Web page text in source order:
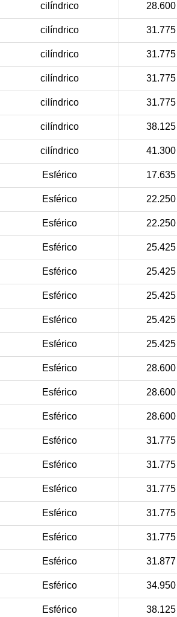
cilíndrico 28.600
cilíndrico 31.775
cilíndrico 31.775
cilíndrico 31.775
cilíndrico 31.775
cilíndrico 38.125
cilíndrico 41.300
Esférico 17.635
Esférico 22.250
Esférico 22.250
Esférico 25.425
Esférico 25.425
Esférico 25.425
Esférico 25.425
Esférico 25.425
Esférico 28.600
Esférico 28.600
Esférico 28.600
Esférico 31.775
Esférico 31.775
Esférico 31.775
Esférico 31.775
Esférico 31.775
Esférico 31.877
Esférico 34.950
Esférico 38.125